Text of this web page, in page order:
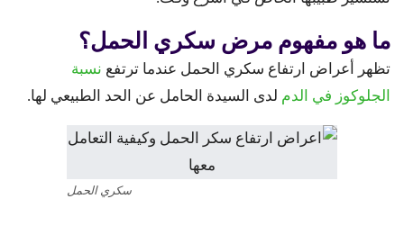
ما هو مفهوم مرض سكري الحمل؟
تظهر أعراض ارتفاع سكري الحمل عندما ترتفع نسبة
الجلوكوز في الدم لدى السيدة الحامل عن الحد الطبيعي لها.
سكري الحمل